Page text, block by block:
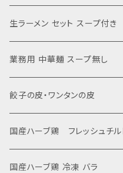
生ラーメン セット スープ付き
業務用 中華麺 スープ無し
餃子の皮・ワンタンの皮
国産ハーブ鶏 フレッシュチル
国産ハーブ鶏 冷凍 バラ